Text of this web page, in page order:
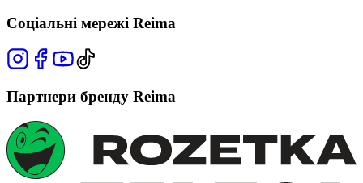
Соціальні мережі Reima
Партнери бренду Reima